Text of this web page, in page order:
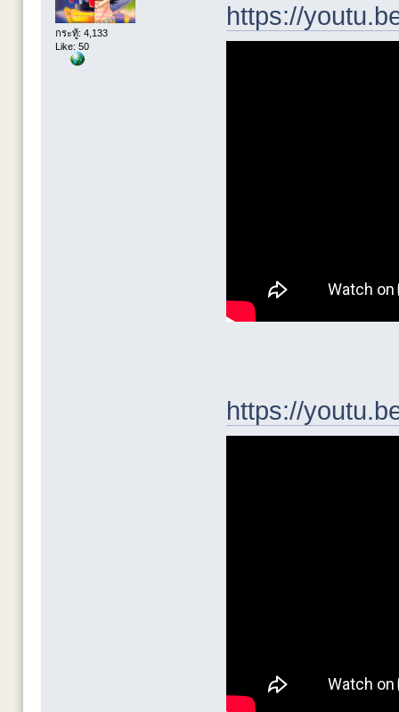
กระทู้: 4,133
Like: 50
https://
https://